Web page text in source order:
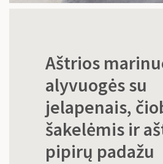
Aštrios
alyvuogės su
jelapenais,
šakelėmis ir
pipirų padažu